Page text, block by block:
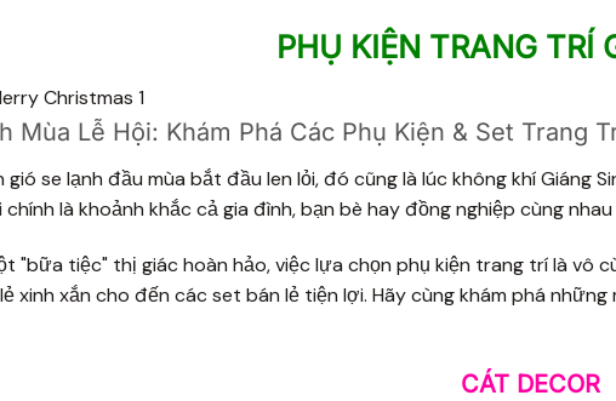
PHỤ KIỆN TRANG TRÍ
Christmas 1
Mùa Lễ Hội: Khám Phá Các Phụ Kiện & Set Trang
gió se lạnh đầu mùa bắt đầu len lỏi, đó cũng là lúc không khí Giáng
chính là khoảnh khắc cả gia đình, bạn bè hay đồng nghiệp cùng
"bữa tiệc" thị giác hoàn hảo, việc lựa chọn phụ kiện trang trí là vô
xinh xắn cho đến các set bán lẻ tiện lợi. Hãy cùng khám phá
CÁT DECOR